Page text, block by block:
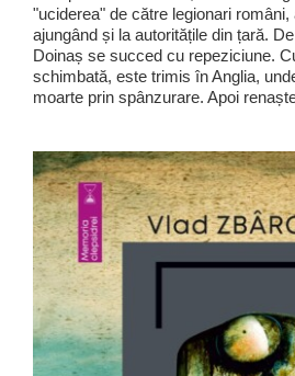
"uciderea" de către legionari
ajungând și la autoritățile din țară.
Doinaș se succed cu repeziciune.
schimbată, este trimis în Anglia,
moarte prin spânzurare. Apoi